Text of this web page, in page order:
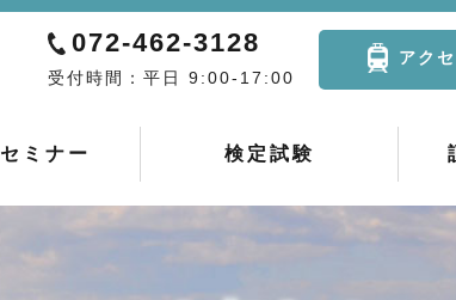
072-462-3128
受付時間：平日 9:00-17:00
アク
ミナー 検定試験